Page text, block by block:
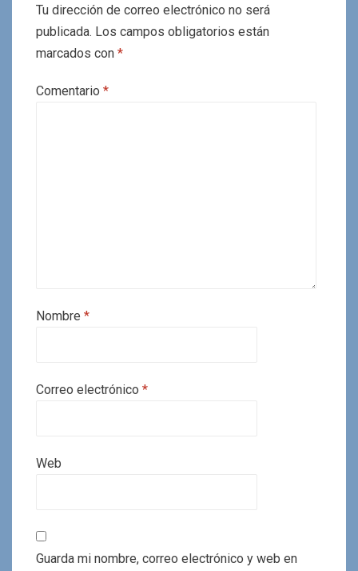
Tu dirección de correo electrónico no será
publicada. Los campos obligatorios están
marcados con *
Comentario *
Nombre *
Correo electrónico *
Web
Guarda mi nombre, correo electrónico y web en